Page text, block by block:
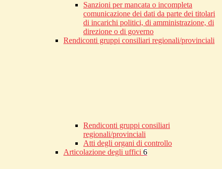
Sanzioni per mancata o incompleta
comunicazione dei dati da parte dei titolari
di incarichi politici, di amministrazione, di
direzione o di governo
Rendiconti gruppi consiliari regionali/provinciali
Rendiconti gruppi consiliari
regionali/provinciali
Atti degli organi di controllo
Articolazione degli uffici 6